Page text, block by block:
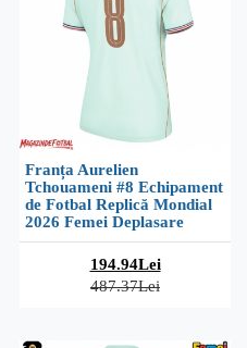
Franța Aurelien
Tchouameni #8 Echipament
de Fotbal Replică Mondial
2026 Femei Deplasare
194.94Lei
487.37Lei